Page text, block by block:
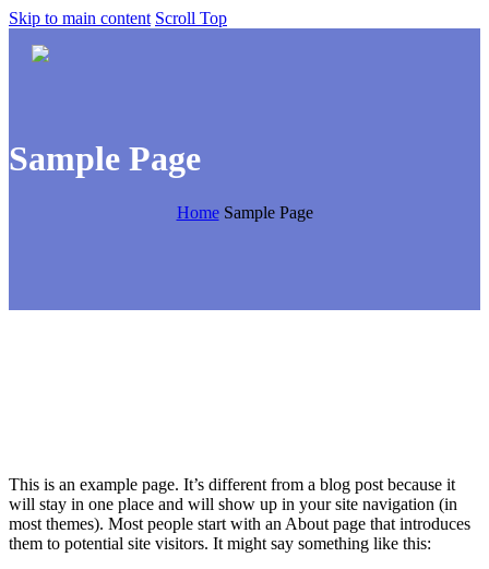
Skip to main content Scroll Top
Sample Page
Home Sample Page
This is an example page. It’s different from a blog post because it
will stay in one place and will show up in your site navigation (in
most themes). Most people start with an About page that introduces
them to potential site visitors. It might say something like this: